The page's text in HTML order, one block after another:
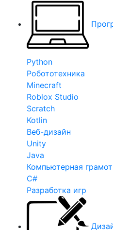
Python
Робототехника
Minecraft
Roblox Studio
Scratch
Kotlin
Веб-дизайн
Unity
Java
Компьютерная
C#
Разработка игр